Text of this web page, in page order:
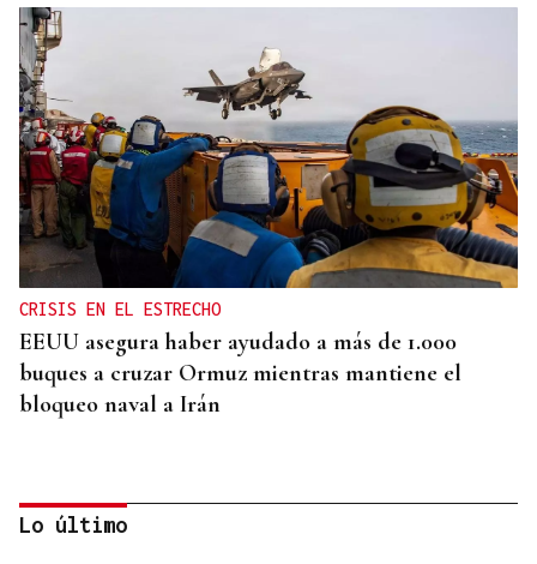
CRISIS EN EL ESTRECHO
EEUU asegura haber ayudado a más de 1.000
buques a cruzar Ormuz mientras mantiene el
bloqueo naval a Irán
Lo último